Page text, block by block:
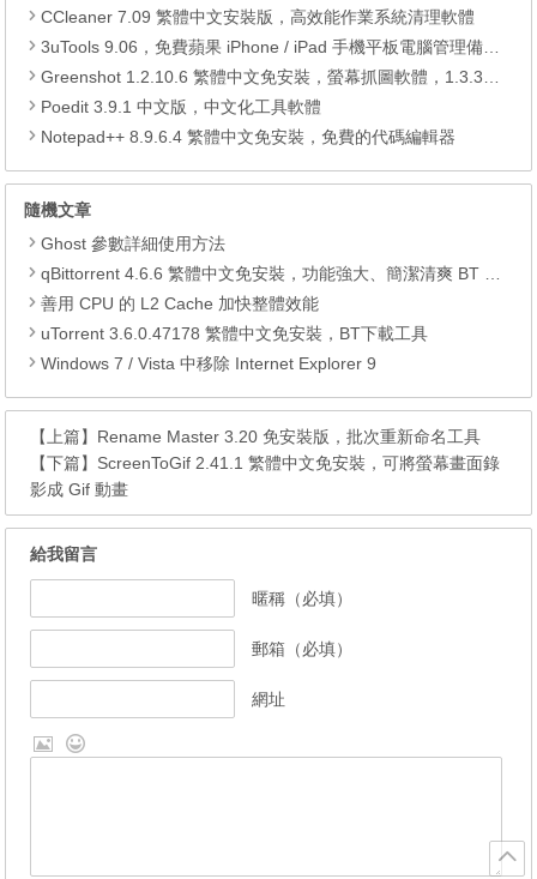
CCleaner 7.09 繁體中文安裝版，高效能作業系統清理軟體
3uTools 9.06，免費蘋果 iPhone / iPad 手機平板電腦管理備份還原軟體
Greenshot 1.2.10.6 繁體中文免安裝，螢幕抓圖軟體，1.3.315 安裝版
Poedit 3.9.1 中文版，中文化工具軟體
Notepad++ 8.9.6.4 繁體中文免安裝，免費的代碼編輯器
隨機文章
Ghost 參數詳細使用方法
qBittorrent 4.6.6 繁體中文免安裝，功能強大、簡潔清爽 BT 下載工具
善用 CPU 的 L2 Cache 加快整體效能
uTorrent 3.6.0.47178 繁體中文免安裝，BT下載工具
Windows 7 / Vista 中移除 Internet Explorer 9
【上篇】 Rename Master 3.20 免安裝版，批次重新命名工具
【下篇】 ScreenToGif 2.41.1 繁體中文免安裝，可將螢幕畫面錄
影成 Gif 動畫
給我留言
暱稱（必填）
郵箱（必填）
網址